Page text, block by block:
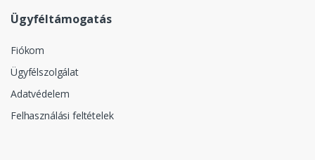
Ügyféltámogatás
Fiókom
Ügyfélszolgálat
Adatvédelem
Felhasználási feltételek